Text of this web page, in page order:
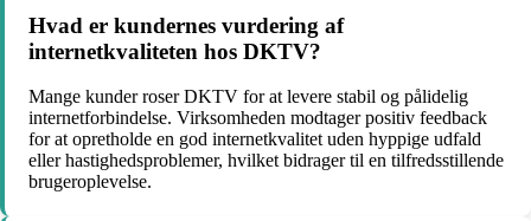
Hvad er kundernes vurdering af
internetkvaliteten hos DKTV?
Mange kunder roser DKTV for at levere stabil og pålidelig
internetforbindelse. Virksomheden modtager positiv feedback
for at opretholde en god internetkvalitet uden hyppige udfald
eller hastighedsproblemer, hvilket bidrager til en tilfredsstillende
brugeroplevelse.